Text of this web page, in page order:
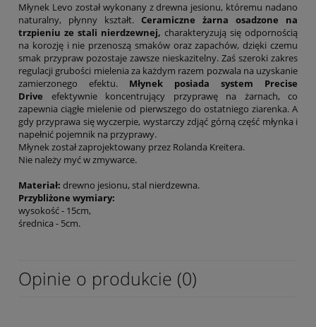
Młynek Levo został wykonany z drewna jesionu, któremu nadano
naturalny, płynny kształt. Ceramiczne żarna
osadzone na
trzpieniu ze stali nierdzewnej, charakteryzują się odpornością
na korozję i nie przenoszą smaków oraz zapachów, dzięki czemu
smak przypraw pozostaje zawsze nieskazitelny. Zaś szeroki zakres
regulacji grubości mielenia za każdym razem pozwala na uzyskanie
zamierzonego efektu. Młynek posiada system Precise
Drive efektywnie koncentrujący przyprawę na żarnach, co
zapewnia ciągłe mielenie od pierwszego do ostatniego ziarenka. A
gdy przyprawa się wyczerpie, wystarczy zdjąć górną część młynka i
napełnić pojemnik na przyprawy.
Młynek został zaprojektowany przez Rolanda Kreitera.
Nie należy myć w zmywarce.
Materiał: drewno jesionu, stal nierdzewna.
Przybliżone wymiary:
wysokość - 15cm,
średnica - 5cm.
Opinie o produkcie (0)